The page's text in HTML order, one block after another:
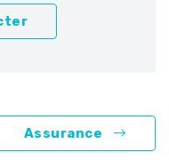
Assurance